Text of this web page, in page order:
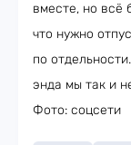
вместе, но всё
что нужно
по
энда мы так и
Фото: соцсети